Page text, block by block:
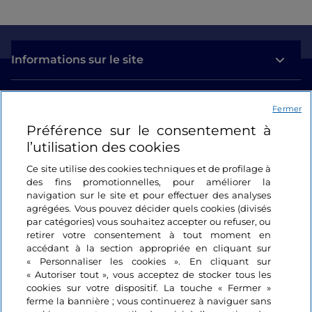
choix pour les défilés glamour d'AltaRoma.
emblématiques du système de la mode, Rome
abrite certains des espaces les plus évocateurs où la
Informations sur le site
Se connecter
Suivez-nous
Préférence sur le consentement à
l’utilisation des cookies
Ce site utilise des cookies techniques et de profilage à
des fins promotionnelles, pour améliorer la
navigation sur le site et pour effectuer des analyses
agrégées. Vous pouvez décider quels cookies (divisés
par catégories) vous souhaitez accepter ou refuser, ou
retirer votre consentement à tout moment en
accédant à la section appropriée en cliquant sur
« Personnaliser les cookies ». En cliquant sur
« Autoriser tout », vous acceptez de stocker tous les
cookies sur votre dispositif. La touche « Fermer »
ferme la bannière ; vous continuerez à naviguer sans
Fermer